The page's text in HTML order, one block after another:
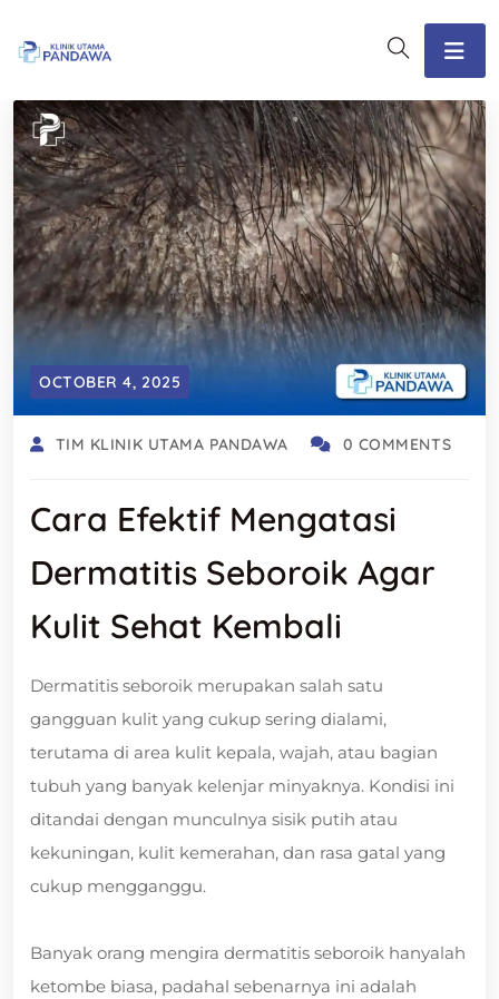
OCTOBER 4, 2025
TIM KLINIK UTAMA PANDAWA 0 COMMENTS
Cara Efektif Mengatasi
Dermatitis Seboroik Agar
Kulit Sehat Kembali
Dermatitis seboroik merupakan salah satu
gangguan kulit yang cukup sering dialami,
terutama di area kulit kepala, wajah, atau bagian
tubuh yang banyak kelenjar minyaknya. Kondisi ini
ditandai dengan munculnya sisik putih atau
kekuningan, kulit kemerahan, dan rasa gatal yang
cukup mengganggu.
Banyak orang mengira dermatitis seboroik hanyalah
ketombe biasa, padahal sebenarnya ini adalah